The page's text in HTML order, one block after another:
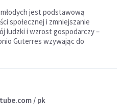
jest podstawową
społecznej i zmniejszanie
ludzki i wzrost gospodarczy –
Guterres wzywając do
/ pk